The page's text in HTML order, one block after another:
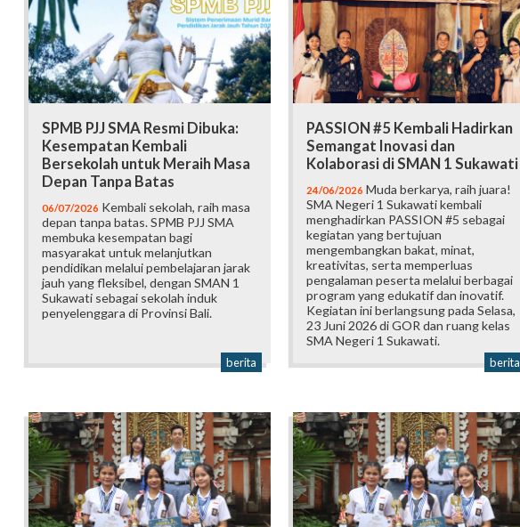
SPMB PJJ SMA Resmi Dibuka:
Kesempatan Kembali
Bersekolah untuk Meraih Masa
Depan Tanpa Batas
06/07/2026 Kembali sekolah, raih masa
depan tanpa batas. SPMB PJJ SMA
membuka kesempatan bagi
masyarakat untuk melanjutkan
pendidikan melalui pembelajaran jarak
jauh yang fleksibel, dengan SMAN 1
Sukawati sebagai sekolah induk
penyelenggara di Provinsi Bali.
berita
PASSION #5 Kembali Hadirkan
Semangat Inovasi dan
Kolaborasi di SMAN 1 Sukawati
24/06/2026 Muda berkarya, raih juara!
SMA Negeri 1 Sukawati kembali
menghadirkan PASSION #5 sebagai
kegiatan yang bertujuan
mengembangkan bakat, minat,
kreativitas, serta memperluas
pengalaman peserta melalui berbagai
program yang edukatif dan inovatif.
Kegiatan ini berlangsung pada Selasa,
23 Juni 2026 di GOR dan ruang kelas
SMA Negeri 1 Sukawati.
berita